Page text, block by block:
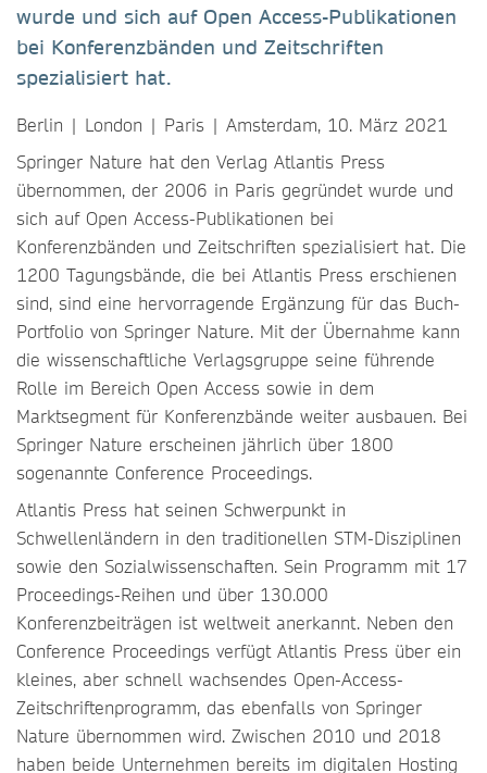
wurde und sich auf Open Access-Publikationen
bei Konferenzbänden und Zeitschriften
spezialisiert hat.
Berlin | London | Paris | Amsterdam, 10. März 2021
Springer Nature hat den Verlag Atlantis Press
übernommen, der 2006 in Paris gegründet wurde und
sich auf Open Access-Publikationen bei
Konferenzbänden und Zeitschriften spezialisiert hat. Die
1200 Tagungsbände, die bei Atlantis Press erschienen
sind, sind eine hervorragende Ergänzung für das Buch-
Portfolio von Springer Nature. Mit der Übernahme kann
die wissenschaftliche Verlagsgruppe seine führende
Rolle im Bereich Open Access sowie in dem
Marktsegment für Konferenzbände weiter ausbauen. Bei
Springer Nature erscheinen jährlich über 1800
sogenannte Conference Proceedings.
Atlantis Press hat seinen Schwerpunkt in
Schwellenländern in den traditionellen STM-Disziplinen
sowie den Sozialwissenschaften. Sein Programm mit 17
Proceedings-Reihen und über 130.000
Konferenzbeiträgen ist weltweit anerkannt. Neben den
Conference Proceedings verfügt Atlantis Press über ein
kleines, aber schnell wachsendes Open-Access-
Zeitschriftenprogramm, das ebenfalls von Springer
Nature übernommen wird. Zwischen 2010 und 2018
haben beide Unternehmen bereits im digitalen Hosting